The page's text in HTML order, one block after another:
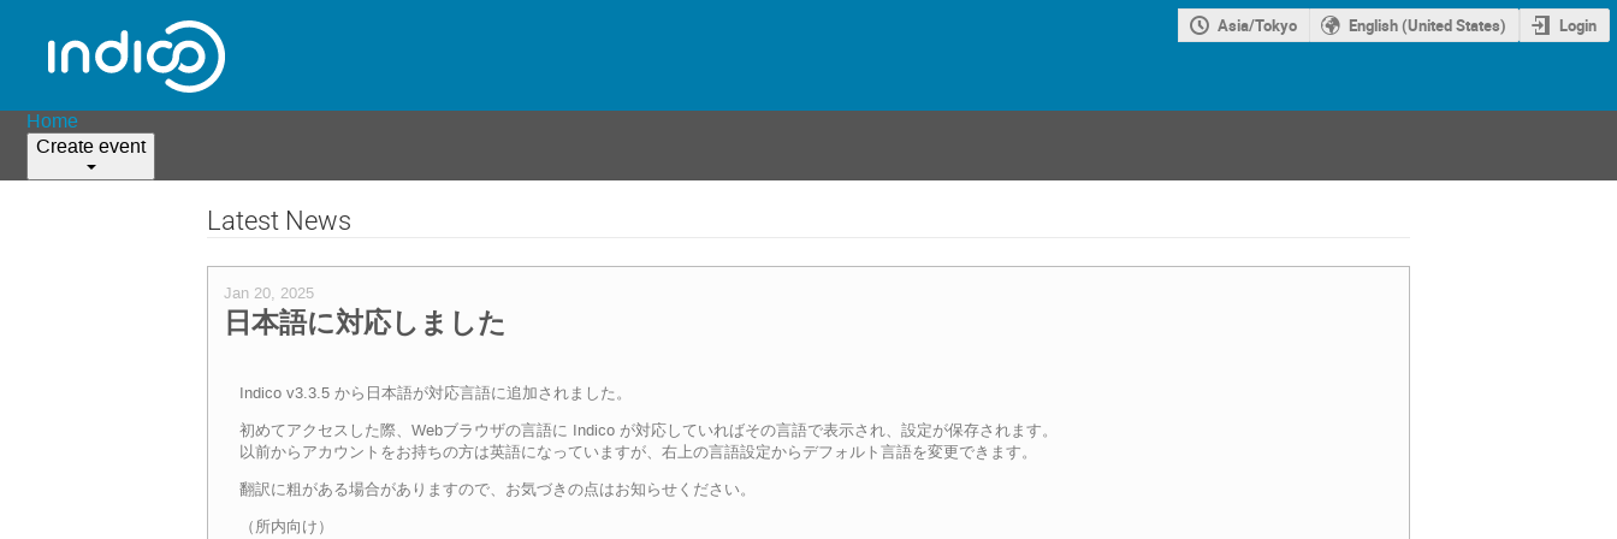
Asia/Tokyo English (United States) Login
Home
Create event
Latest News
Jan 20, 2025
日本語に対応しました
Indico v3.3.5 から日本語が対応言語に追加されました。
初めてアクセスした際、Webブラウザの言語に Indico が対応していればその言語で表示され、設定が保存されます。
以前からアカウントをお持ちの方は英語になっていますが、右上の言語設定からデフォルト言語を変更できます。
翻訳に粗がある場合がありますので、お気づきの点はお知らせください。
（所内向け）